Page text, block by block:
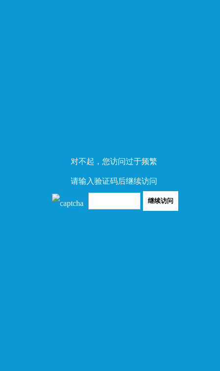
对不起，您访问过于频繁
请输入验证码后继续访问
继续访问